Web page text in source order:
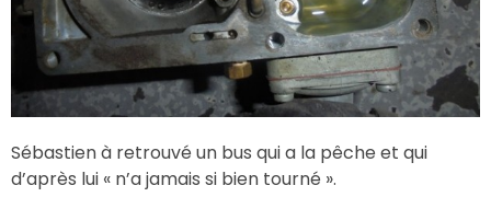
Sébastien à retrouvé un bus qui a la pêche et qui
d’après lui « n’a jamais si bien tourné ».